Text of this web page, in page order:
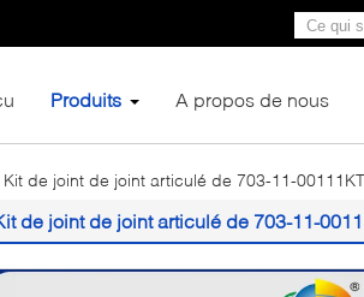
Produits A propos de nous
Kit de joint de joint articulé de 703-11-
de joint de joint articulé de 703-11-